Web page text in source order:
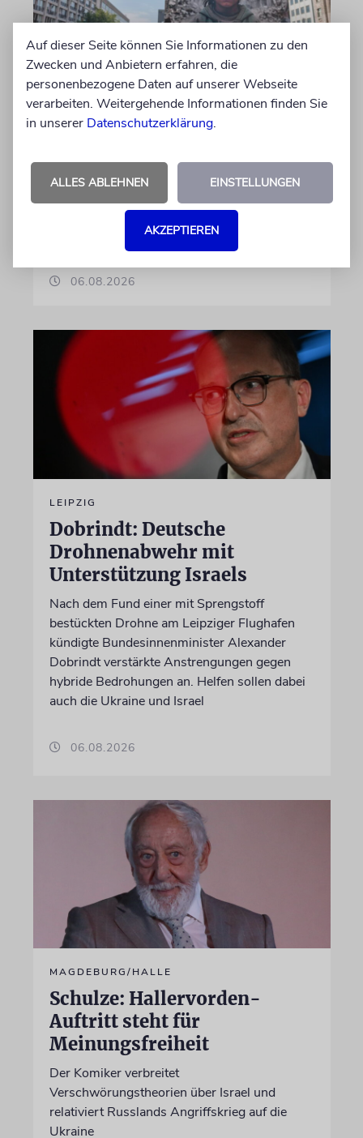
KOMMENTAR
Landtagswahlkampf mit
Israelfeindlichkeit
Mit einem vielleicht auf den ersten Blick
unschuldigen Satz macht das BSW
Stimmung. Gegen den einzigen jüdischen
Staat, die »Zionisten« und damit die Juden
06.08.2026
LEIPZIG
Dobrindt: Deutsche
Drohnenabwehr mit
Unterstützung Israels
Nach dem Fund einer mit Sprengstoff
bestückten Drohne am Leipziger Flughafen
kündigte Bundesinnenminister Alexander
Dobrindt verstärkte Anstrengungen gegen
hybride Bedrohungen an. Helfen sollen dabei
auch die Ukraine und Israel
06.08.2026
MAGDEBURG/HALLE
Schulze: Hallervorden-
Auftritt steht für
Meinungsfreiheit
Der Komiker verbreitet
Verschwörungstheorien über Israel und
relativiert Russlands Angriffskrieg auf die
Ukraine
Auf dieser Seite können Sie Informationen zu den
Zwecken und Anbietern erfahren, die
personenbezogene Daten auf unserer Webseite
verarbeiten. Weitergehende Informationen finden Sie
in unserer Datenschutzerklärung.
ALLES ABLEHNEN EINSTELLUNGEN
AKZEPTIEREN